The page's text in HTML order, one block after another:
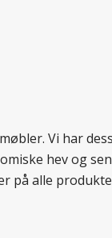
Vi har
hev og
alle